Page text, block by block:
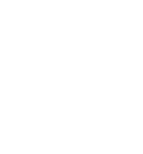
・27年数値は、販
ては、1ha未満を四
訳の加算値は必ず
域別経営耕地面
以前の「市内全域」
のです。